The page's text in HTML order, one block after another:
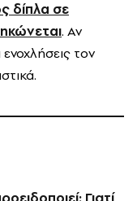
δίπλα σε
. Αν
ενοχλήσεις τον